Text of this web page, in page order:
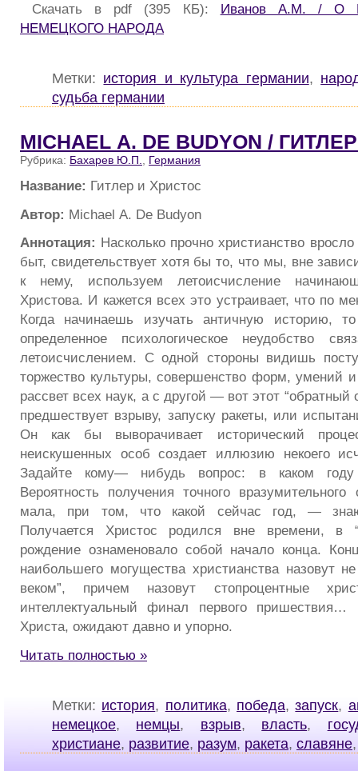
Скачать в pdf (395 КБ): Иванов А.М. / О
НЕМЕЦКОГО НАРОДА
Метки: история и культура германии,
судьба германии
MICHAEL А. DE BUDYON /
Рубрика: Бахарев Ю.П., Германия
Название: Гитлер и Христос
Автор: Michael А. De Budyon
Аннотация: Насколько прочно христианство
быт, свидетельствует хотя бы то, что мы, вне
к нему, используем летоисчисление
Христова. И кажется всех это устраивает, что по
Когда начинаешь изучать античную историю,
определенное психологическое неудобство
летоисчислением. С одной стороны видишь
торжество культуры, совершенство форм, умений
рассвет всех наук, а с другой — вот этот “обратный
предшествует взрыву, запуску ракеты, или
Он как бы выворачивает исторический
неискушенных особ создает иллюзию некоего
Задайте кому— нибудь вопрос: в каком году
Вероятность получения точного вразумительного
мала, при том, что какой сейчас год, —
Получается Христос родился вне времени, в
рождение ознаменовало собой начало конца.
наибольшего могущества христианства назовут
веком”, причем назовут стопроцентные
интеллектуальный финал первого пришествия…
Христа, ожидают давно и упорно.
Читать полностью »
Метки: история, политика, победа,запуск,
немецкое, немцы, взрыв, власть,
христиане, развитие, разум, ракета, славяне